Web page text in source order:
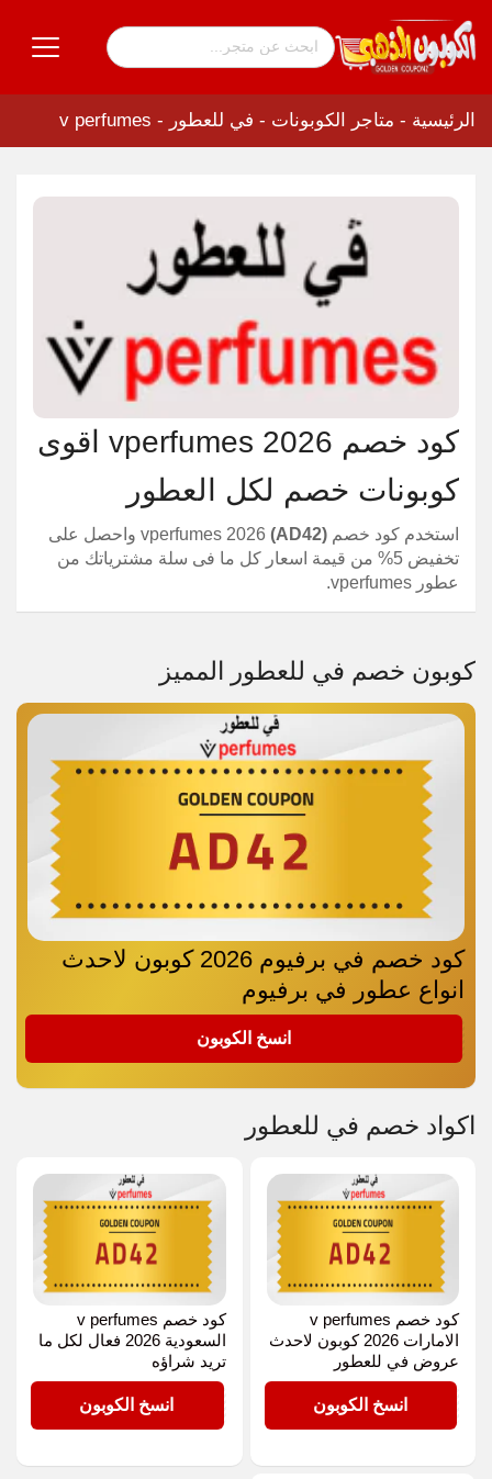
الرئيسية - متاجر الكوبونات - في للعطور - v perfumes
كود خصم vperfumes 2026 اقوى
كوبونات خصم لكل العطور
استخدم كود خصم vperfumes 2026 (AD42)
واحصل على
تخفيض 5% من قيمة اسعار كل ما فى سلة مشترياتك من
عطور vperfumes.
كوبون خصم في للعطور المميز
كود خصم في برفيوم 2026 كوبون لاحدث
انواع عطور في برفيوم
انسخ الكوبون
اكواد خصم في للعطور
كود خصم v perfumes
الامارات 2026 كوبون لاحدث
عروض في للعطور
AD42انسخ الكوبون
كود خصم v perfumes
السعودية 2026 فعال لكل ما
تريد شراؤه
AD42انسخ الكوبون